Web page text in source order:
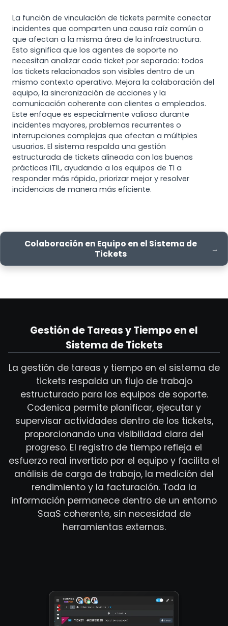
La función de vinculación de tickets permite conectar
incidentes que comparten una causa raíz común o
que afectan a la misma área de la infraestructura.
Esto significa que los agentes de soporte no
necesitan analizar cada ticket por separado: todos
los tickets relacionados son visibles dentro de un
mismo contexto operativo. Mejora la colaboración del
equipo, la sincronización de acciones y la
comunicación coherente con clientes o empleados.
Este enfoque es especialmente valioso durante
incidentes mayores, problemas recurrentes o
interrupciones complejas que afectan a múltiples
usuarios. El sistema respalda una gestión
estructurada de tickets alineada con las buenas
prácticas ITIL, ayudando a los equipos de TI a
responder más rápido, priorizar mejor y resolver
incidencias de manera más eficiente.
Colaboración en Equipo en el Sistema de
Tickets
Gestión de Tareas y Tiempo en el
Sistema de Tickets
La gestión de tareas y tiempo en el sistema de
tickets respalda un flujo de trabajo
estructurado para los equipos de soporte.
Codenica permite planificar, ejecutar y
supervisar actividades dentro de los tickets,
proporcionando una visibilidad clara del
progreso. El registro de tiempo refleja el
esfuerzo real invertido por el equipo y facilita el
análisis de carga de trabajo, la medición del
rendimiento y la facturación. Toda la
información permanece dentro de un entorno
SaaS coherente, sin necesidad de
herramientas externas.